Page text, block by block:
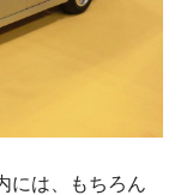
には、もちろん